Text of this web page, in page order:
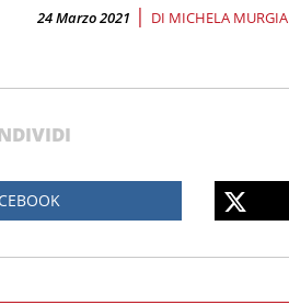
24 Marzo 2021 | DI MICHELA MURGIA